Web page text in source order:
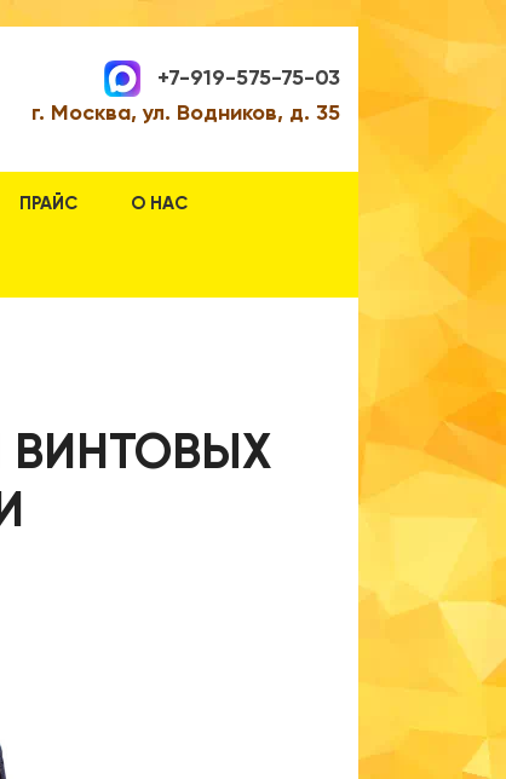
+7-919-575-75-03
г. Москва, ул. Водников, д. 35
ПРАЙС О НАС
ВИНТОВЫХ